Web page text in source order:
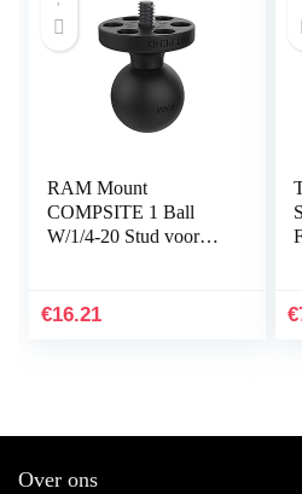
RAM Mount
COMPSITE 1 Ball
W/1/4-20 Stud voor
€16.21 €
Over ons